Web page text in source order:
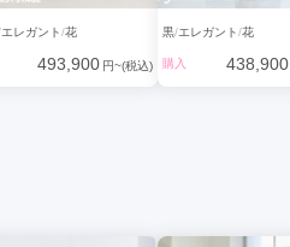
エレガント 花
493,900 円~(税込)
黒 エレガント 花
購入 438,900